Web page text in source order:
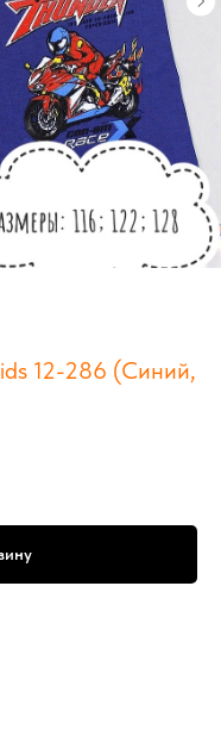
12-286 (Синий,